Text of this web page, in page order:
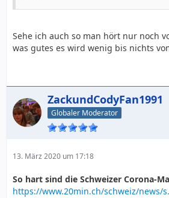
Sehe ich auch so man hört nur noch
was gutes es wird wenig bis nichts
ZackundCodyFan1991
Globaler Moderator
13. März 2020 um 17:18
So hart sind die Schweizer Corona-
https://www.20min.ch/schweiz/news/